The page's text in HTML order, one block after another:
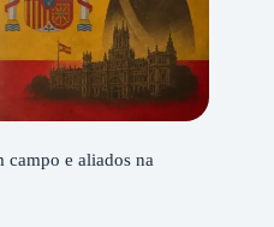
campo e aliados na